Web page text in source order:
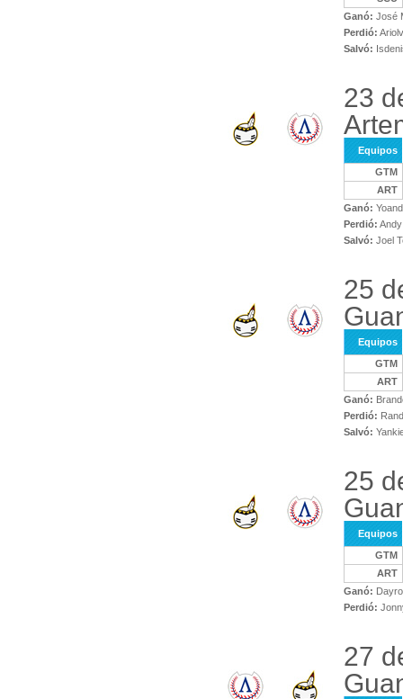
Ganó: José
Perdió:
Salvó:
23
Equipos
GTM
ART
Ganó:
Perdió:
Salvó: Joel
25
Equipos
GTM
ART
Ganó:
Perdió:
Salvó:
25
Equipos
GTM
ART
Ganó:
Perdió:
27